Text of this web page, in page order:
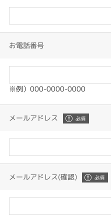
お電話番号
※例）000-0000-0000
メールアドレス
メールアドレス(確認)